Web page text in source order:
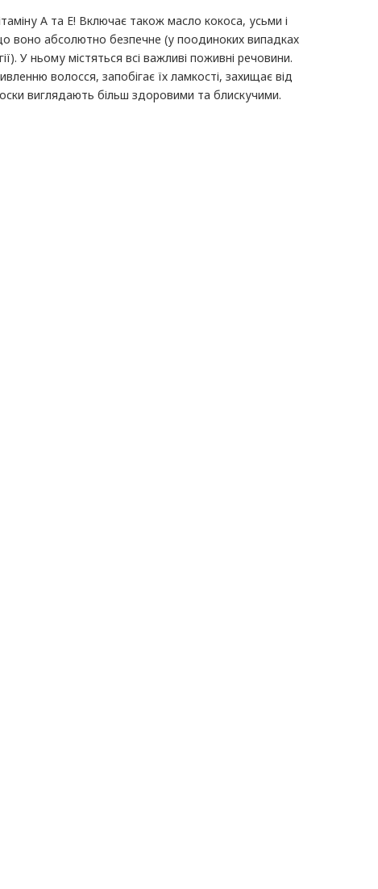
А та Е! Включає також масло кокоса, усьми і
воно абсолютно безпечне (у поодиноких випадках
У ньому містяться всі важливі поживні речовини.
волосся, запобігає їх ламкості, захищає від
виглядають більш здоровими та блискучими.